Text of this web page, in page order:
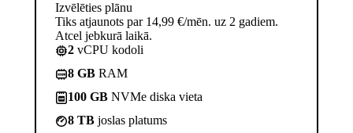
Izvēlēties plānu
Tiks atjaunots par 14,99 €/mēn. uz 2 gadiem.
Atcel jebkurā laikā.
2 vCPU kodoli
8 GB RAM
100 GB NVMe diska vieta
8 TB joslas platums